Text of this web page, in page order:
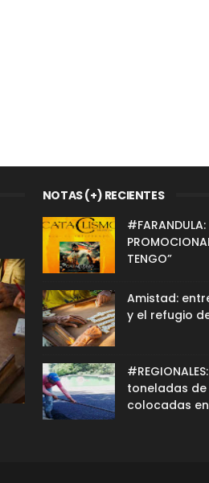
NOTAS (+) RECIENTES
#FARANDULA:
TENGO”
Amistad:
y el refugio
toneladas
colocadas